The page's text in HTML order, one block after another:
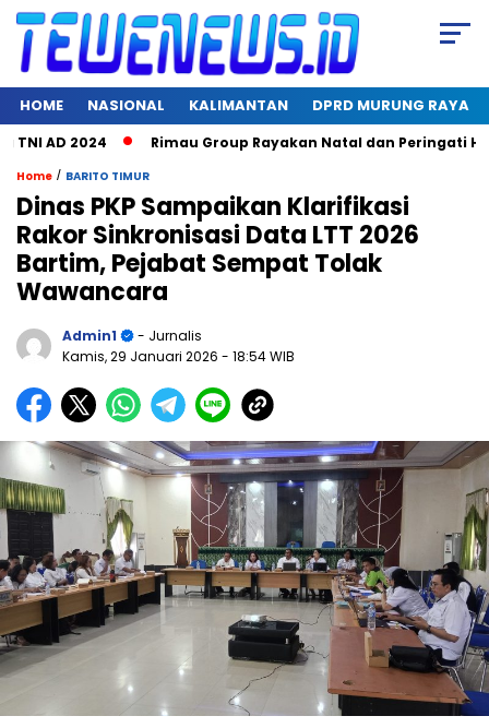
HOME NASIONAL KALIMANTAN DPRD MURUNG RAYA
AD 2024 Rimau Group Rayakan Natal dan Peringati Hari
Home / BARITO TIMUR
Dinas PKP Sampaikan Klarifikasi
Rakor Sinkronisasi Data LTT 2026
Bartim, Pejabat Sempat Tolak
Wawancara
Admin1
- Jurnalis
Kamis, 29 Januari 2026 - 18:54 WIB